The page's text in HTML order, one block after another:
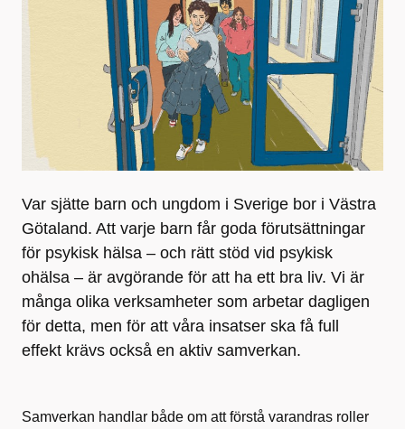
Var sjätte barn och ungdom i Sverige bor i Västra
Götaland. Att varje barn får goda förutsättningar
för psykisk hälsa – och rätt stöd vid psykisk
ohälsa – är avgörande för att ha ett bra liv. Vi är
många olika verksamheter som arbetar dagligen
för detta, men för att våra insatser ska få full
effekt krävs också en aktiv samverkan.
Samverkan handlar både om att förstå varandras roller